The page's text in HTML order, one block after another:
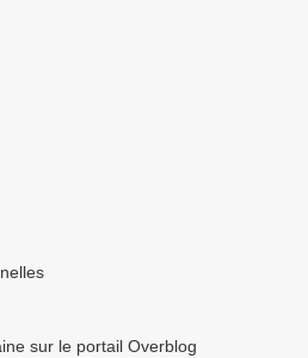
sur le portail Overblog